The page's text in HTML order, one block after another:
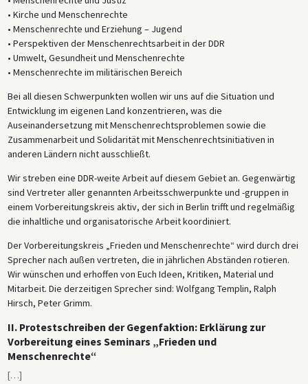
• Kirche und Menschenrechte
• Menschenrechte und Erziehung – Jugend
• Perspektiven der Menschenrechtsarbeit in der DDR
• Umwelt, Gesundheit und Menschenrechte
• Menschenrechte im militärischen Bereich
Bei all diesen Schwerpunkten wollen wir uns auf die Situation und
Entwicklung im eigenen Land konzentrieren, was die
Auseinandersetzung mit Menschenrechtsproblemen sowie die
Zusammenarbeit und Solidarität mit Menschenrechtsinitiativen in
anderen Ländern nicht ausschließt.
Wir streben eine DDR-weite Arbeit auf diesem Gebiet an. Gegenwärtig
sind Vertreter aller genannten Arbeitsschwerpunkte und -gruppen in
einem Vorbereitungskreis aktiv, der sich in Berlin trifft und regelmäßig
die inhaltliche und organisatorische Arbeit koordiniert.
Der Vorbereitungskreis „Frieden und Menschenrechte“ wird durch drei
Sprecher nach außen vertreten, die in jährlichen Abständen rotieren.
Wir wünschen und erhoffen von Euch Ideen, Kritiken, Material und
Mitarbeit. Die derzeitigen Sprecher sind: Wolfgang Templin, Ralph
Hirsch, Peter Grimm.
II. Protestschreiben der Gegenfaktion: Erklärung zur
Vorbereitung eines Seminars „Frieden und
Menschenrechte“
[…]